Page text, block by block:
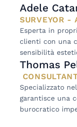
Adele
SURVEYOR -
Esperta in
clienti con una
sensibilità
Thomas
Specializzato
garantisce una
burocratico